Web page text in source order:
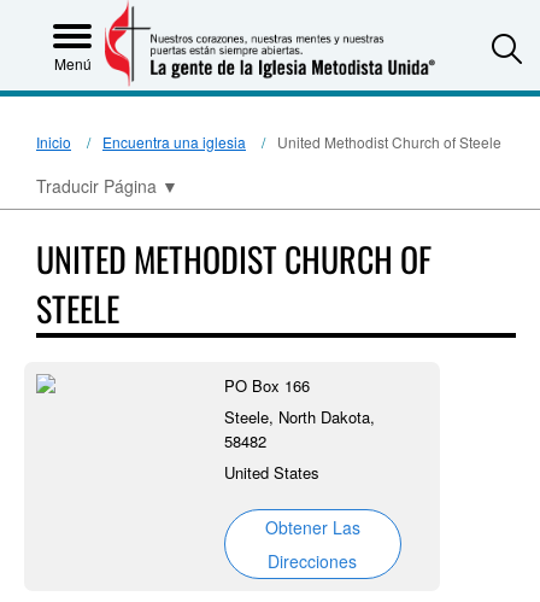
Menú
Inicio Encuentra una iglesia United Methodist Church of Steele
Traducir Página ▼
UNITED METHODIST CHURCH OF
STEELE
PO Box 166
Steele, North Dakota,
58482
United States
Obtener Las
Direcciones